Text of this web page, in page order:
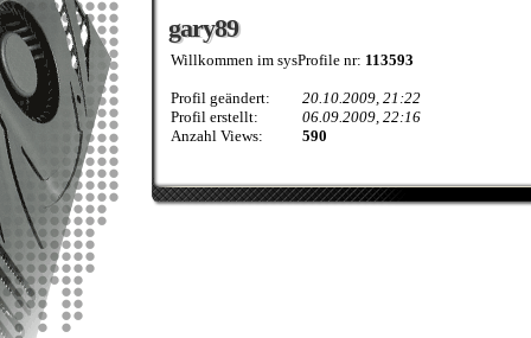
gary89
gary89
Willkommen im sysProfile nr: 113593
Profil geändert:
20.10.2009, 21:22
Profil erstellt:
06.09.2009, 22:16
Anzahl Views:
590